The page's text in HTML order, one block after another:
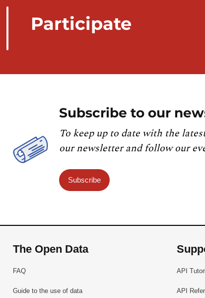
Participate
Subscribe to our
To keep up to date with the
our newsletter and follow our
Subscribe
The Open Data
FAQ
Guide to the use of data
API
API